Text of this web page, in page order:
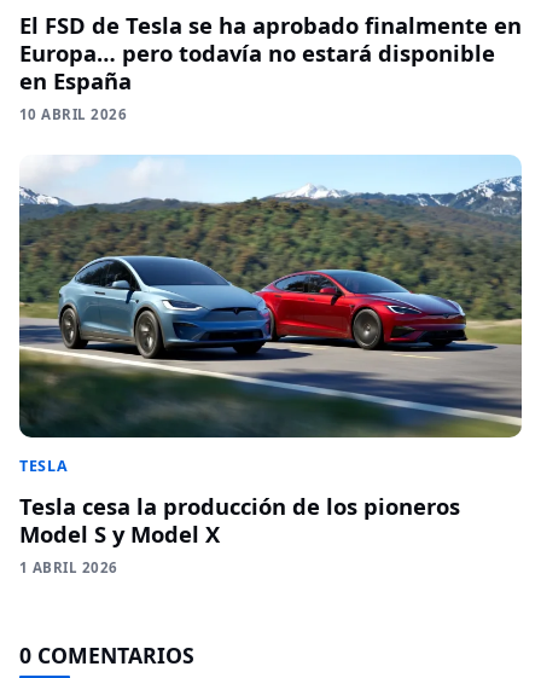
El FSD de Tesla se ha aprobado finalmente en
Europa… pero todavía no estará disponible
en España
10 ABRIL 2026
TESLA
Tesla cesa la producción de los pioneros
Model S y Model X
1 ABRIL 2026
0 COMENTARIOS